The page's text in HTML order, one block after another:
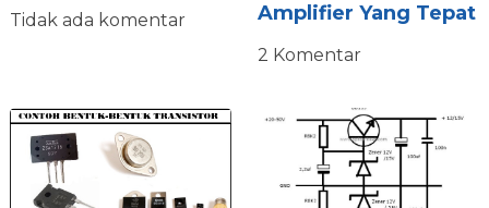
Tidak ada komentar
Amplifier Yang Tepat
2 Komentar